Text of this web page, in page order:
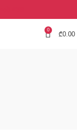
0
₾0.00